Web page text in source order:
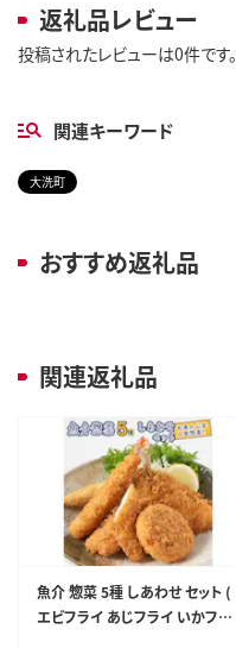
返礼品レビュー
投稿されたレビューは0件です。
関連キーワード
大洗町
おすすめ返礼品
関連返礼品
魚介 惣菜 5種 しあわせ セット (
エビフライ あじフライ いかフラ